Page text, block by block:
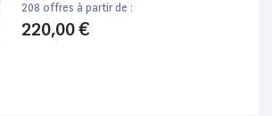
208 offres à partir de :
220,00 €